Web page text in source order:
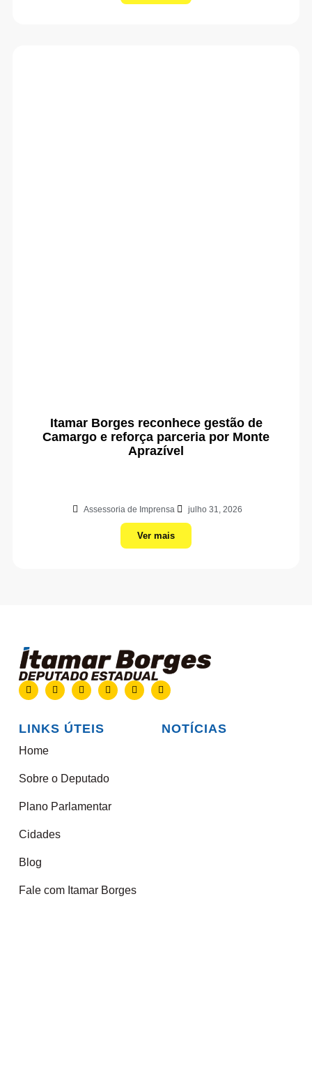
Itamar Borges reconhece gestão de
Camargo e reforça parceria por Monte
Aprazível
Assessoria de Imprensa julho 31, 2026
Ver mais
LINKS ÚTEIS
Home
Sobre o Deputado
Plano Parlamentar
Cidades
Blog
Fale com Itamar Borges
NOTÍCIAS